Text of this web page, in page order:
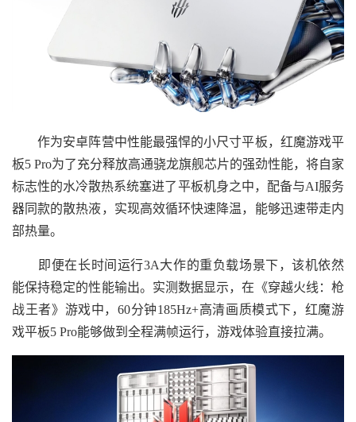
作为安卓阵营中性能最强悍的小尺寸平板，红魔游戏平
板5 Pro为了充分释放高通骁龙旗舰芯片的强劲性能，将自家
标志性的水冷散热系统塞进了平板机身之中，配备与AI服务
器同款的散热液，实现高效循环快速降温，能够迅速带走内
部热量。
即便在长时间运行3A大作的重负载场景下，该机依然
能保持稳定的性能输出。实测数据显示，在《穿越火线：枪
战王者》游戏中，60分钟185Hz+高清画质模式下，红魔游
戏平板5 Pro能够做到全程满帧运行，游戏体验直接拉满。